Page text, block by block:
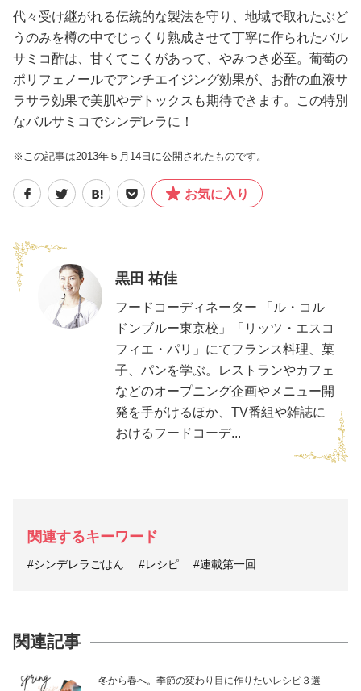
代々受け継がれる伝統的な製法を守り、地域で取れたぶど
うのみを樽の中でじっくり熟成させて丁寧に作られたバル
サミコ酢は、甘くてこくがあって、やみつき必至。葡萄の
ポリフェノールでアンチエイジング効果が、お酢の血液サ
ラサラ効果で美肌やデトックスも期待できます。この特別
なバルサミコでシンデレラに！
※この記事は2013年５月14日に公開されたものです。
お気に入り
黒田 祐佳
フードコーディネーター 「ル・コル
ドンブルー東京校」「リッツ・エスコ
フィエ・パリ」にてフランス料理、菓
子、パンを学ぶ。レストランやカフェ
などのオープニング企画やメニュー開
発を手がけるほか、TV番組や雑誌に
おけるフードコーデ...
関連するキーワード
#シンデレラごはん #レシピ #連載第一回
関連記事
冬から春へ。季節の変わり目に作りたいレシピ３選